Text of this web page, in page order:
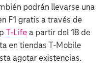
podrán llevarse una
F1 gratis a través de
T-Life a partir del 18 de
en tiendas T‑Mobile
agotar existencias.